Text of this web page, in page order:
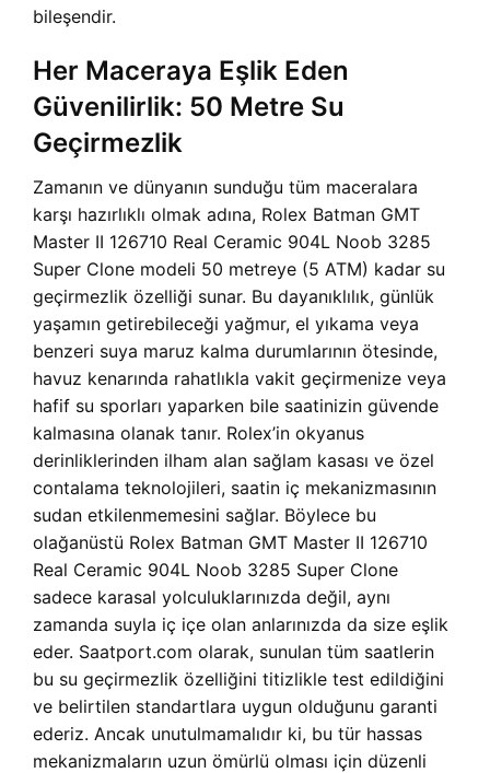
bileşendir.
Her Maceraya Eşlik Eden
Güvenilirlik: 50 Metre Su
Geçirmezlik
Zamanın ve dünyanın sunduğu tüm maceralara
karşı hazırlıklı olmak adına, Rolex Batman GMT
Master II 126710 Real Ceramic 904L Noob 3285
Super Clone modeli 50 metreye (5 ATM) kadar su
geçirmezlik özelliği sunar. Bu dayanıklılık, günlük
yaşamın getirebileceği yağmur, el yıkama veya
benzeri suya maruz kalma durumlarının ötesinde,
havuz kenarında rahatlıkla vakit geçirmenize veya
hafif su sporları yaparken bile saatinizin güvende
kalmasına olanak tanır. Rolex’in okyanus
derinliklerinden ilham alan sağlam kasası ve özel
contalama teknolojileri, saatin iç mekanizmasının
sudan etkilenmemesini sağlar. Böylece bu
olağanüstü Rolex Batman GMT Master II 126710
Real Ceramic 904L Noob 3285 Super Clone
sadece karasal yolculuklarınızda değil, aynı
zamanda suyla iç içe olan anlarınızda da size eşlik
eder. Saatport.com olarak, sunulan tüm saatlerin
bu su geçirmezlik özelliğini titizlikle test edildiğini
ve belirtilen standartlara uygun olduğunu garanti
ederiz. Ancak unutulmamalıdır ki, bu tür hassas
mekanizmaların uzun ömürlü olması için düzenli